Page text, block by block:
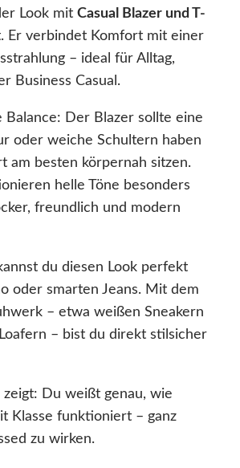
Look mit Casual Blazer und T-
Er verbindet Komfort mit einer
– ideal für Alltag,
Business Casual.
Der Blazer sollte eine
oder weiche Schultern haben
am besten körpernah sitzen.
helle Töne besonders
freundlich und modern
du diesen Look perfekt
oder smarten Jeans. Mit dem
– etwa weißen Sneakern
– bist du direkt stilsicher
zeigt: Du weißt genau, wie
Klasse funktioniert – ganz
zu wirken.